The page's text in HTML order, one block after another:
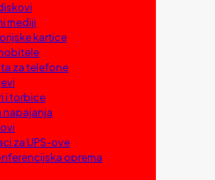
mediji
kartice
za telefone
i torbice
napajanja
za UPS-ove
oprema